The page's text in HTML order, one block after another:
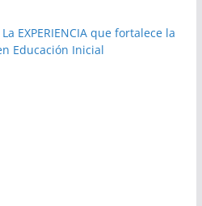
La EXPERIENCIA que fortalece la
Educación Inicial